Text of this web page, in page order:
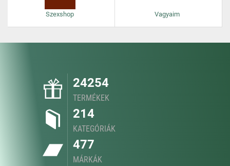
Szexshop Vagyaim
24254
TERMÉKEK
214
KATEGÓRIÁK
477
MÁRKÁK